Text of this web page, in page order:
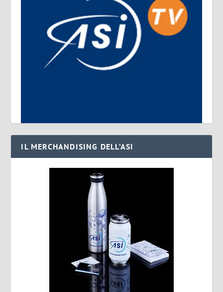
IL MERCHANDISING DELL’ASI